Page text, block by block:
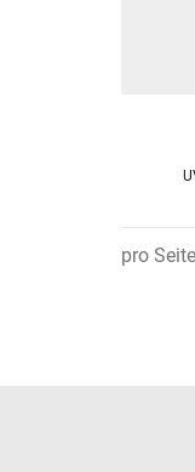
pro Seite